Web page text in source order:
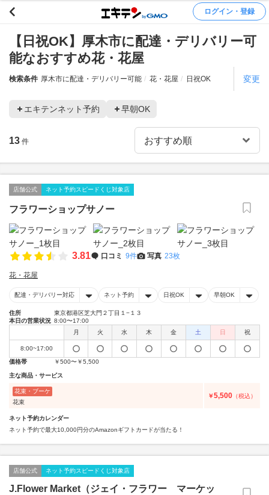
ログイン・登録
【日祝OK】厚木市に配達・デリバリー可
能なおすすめ花・花屋
検索条件 厚木市に配達・デリバリー可能 花・花屋 日祝OK 変更
エキテンネット予約 早朝OK
13 件
店舗公式 ネット予約スピードくじ対象店
フラワーショップサノー
3.81 口コミ 9件 写真 23枚
花・花屋
配達・デリバリー対応 ネット予約 日祝OK 早朝OK
住所
東京都港区芝大門２丁目１−１３
本日の営業状況 8:00〜17:00
月
火 水 木 金 土 日 祝
8:00~17:00
価格帯
￥500〜￥5,500
主な商品・サービス
花束・ブーケ
花束
￥5,500 （税込）
ネット予約カレンダー
ネット予約で最大10,000円分のAmazonギフトカードが当たる！
店舗公式 ネット予約スピードくじ対象店
J.Flower Market（ジェイ・フラワー マーケッ